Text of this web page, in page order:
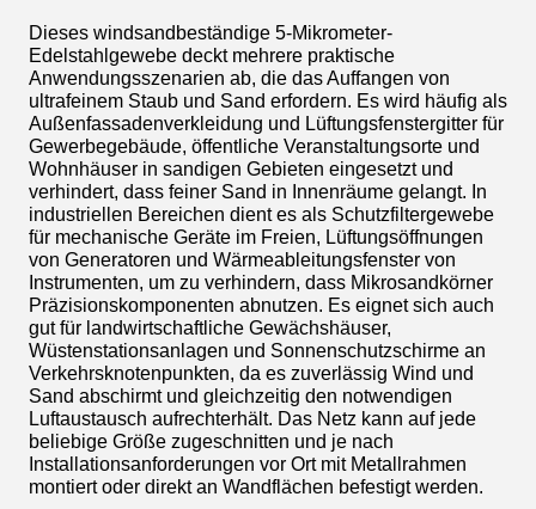
Dieses windsandbeständige 5-Mikrometer-
Edelstahlgewebe deckt mehrere praktische
Anwendungsszenarien ab, die das Auffangen von
ultrafeinem Staub und Sand erfordern. Es wird häufig als
Außenfassadenverkleidung und Lüftungsfenstergitter für
Gewerbegebäude, öffentliche Veranstaltungsorte und
Wohnhäuser in sandigen Gebieten eingesetzt und
verhindert, dass feiner Sand in Innenräume gelangt. In
industriellen Bereichen dient es als Schutzfiltergewebe
für mechanische Geräte im Freien, Lüftungsöffnungen
von Generatoren und Wärmeableitungsfenster von
Instrumenten, um zu verhindern, dass Mikrosandkörner
Präzisionskomponenten abnutzen. Es eignet sich auch
gut für landwirtschaftliche Gewächshäuser,
Wüstenstationsanlagen und Sonnenschutzschirme an
Verkehrsknotenpunkten, da es zuverlässig Wind und
Sand abschirmt und gleichzeitig den notwendigen
Luftaustausch aufrechterhält. Das Netz kann auf jede
beliebige Größe zugeschnitten und je nach
Installationsanforderungen vor Ort mit Metallrahmen
montiert oder direkt an Wandflächen befestigt werden.